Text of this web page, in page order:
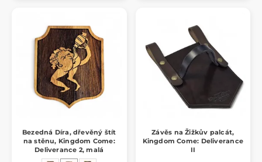
Bezedná Díra, dřevěný štít
na stěnu, Kingdom Come:
Deliverance 2, malá
Závěs na Žižkův palcát,
Kingdom Come: Deliverance
II